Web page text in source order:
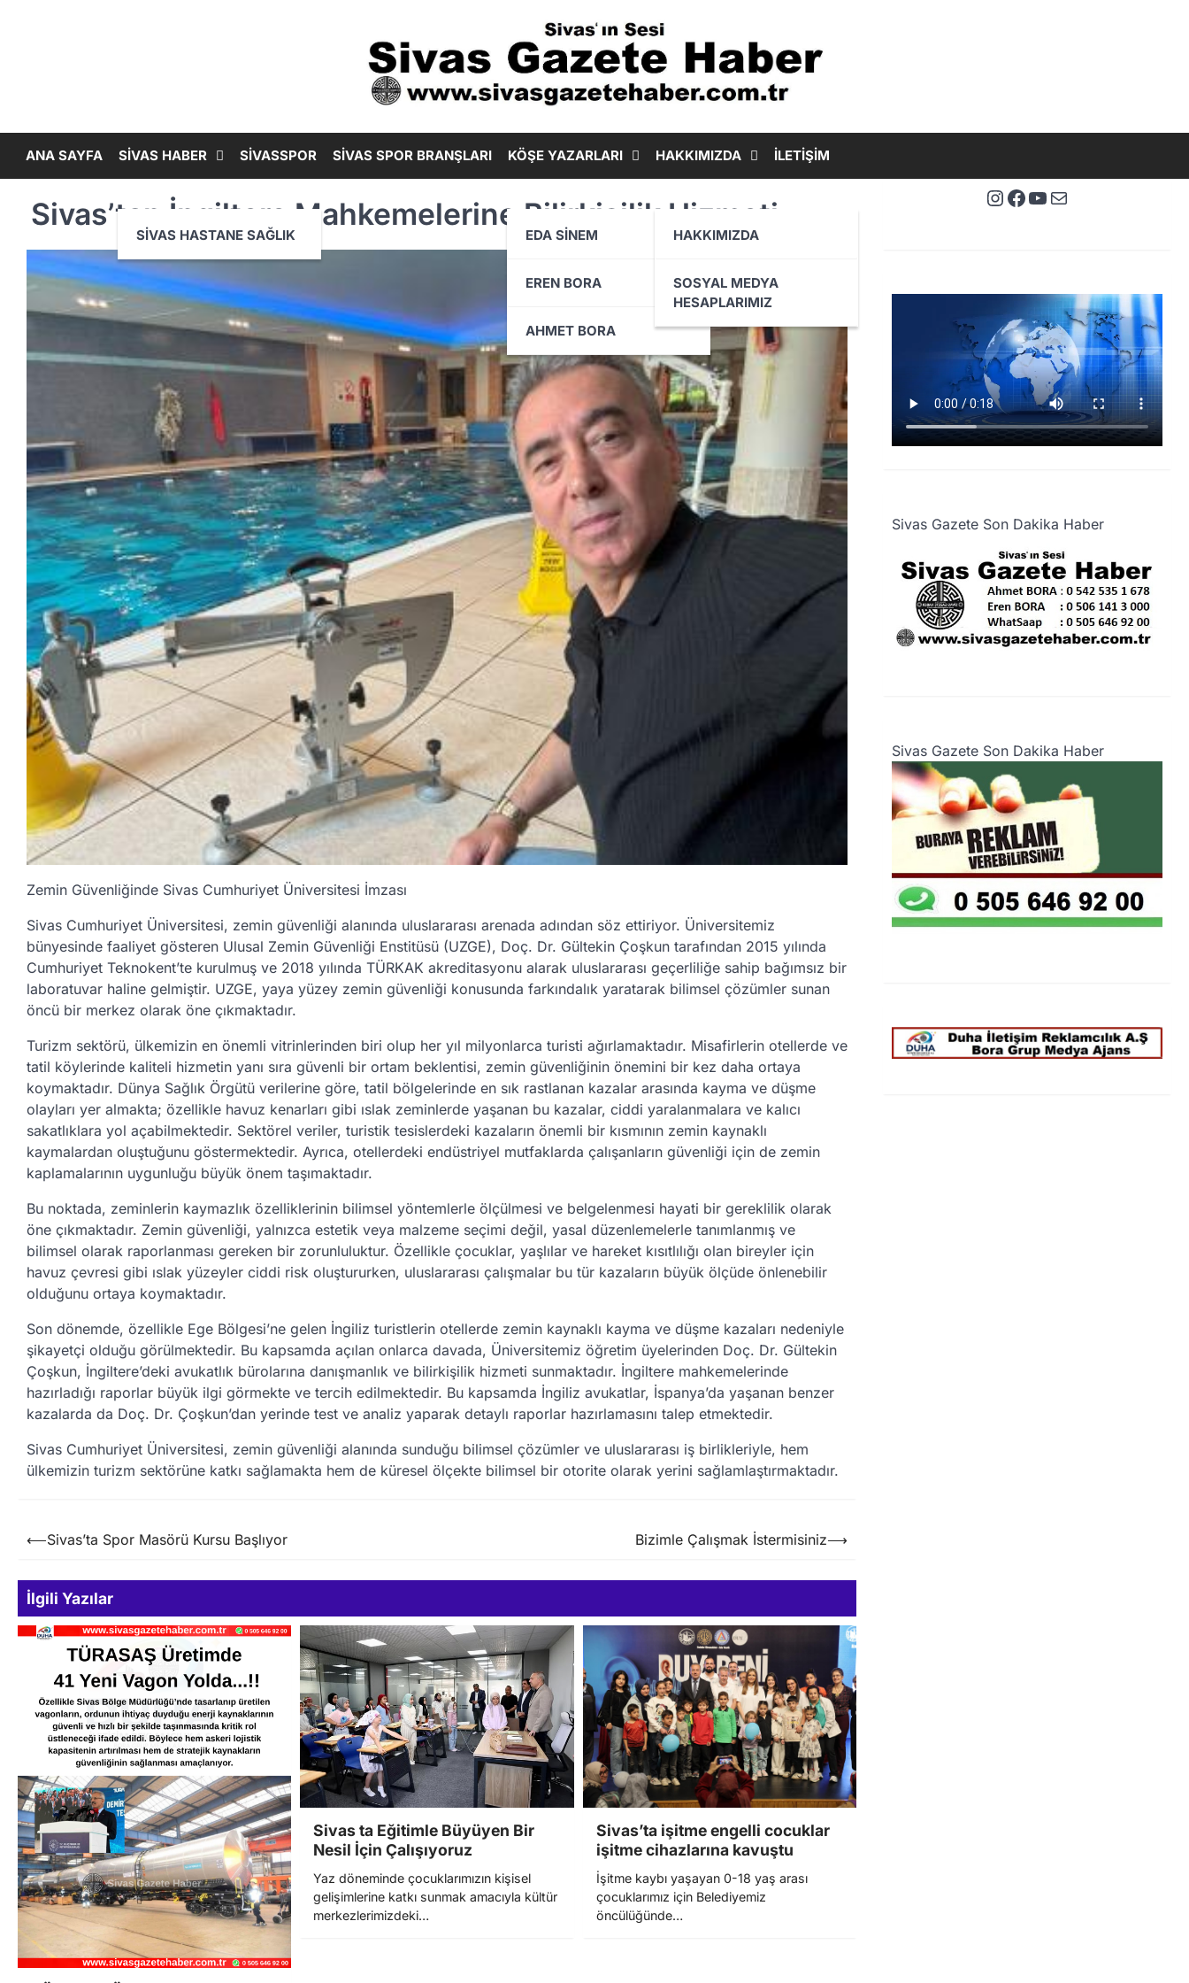
ANA SAYFA SİVAS HABER
SİVAS HASTANE SAĞLIK
SİVASSPOR SİVAS SPOR BRANŞLARI KÖŞE YAZARLARI
EDA SİNEM
EREN BORA
AHMET BORA
HAKKIMIZDA
HAKKIMIZDA
SOSYAL MEDYA
HESAPLARIMIZ
İLETİŞİM
Sivas’tan İngiltere Mahkemelerine Bilirkişilik Hizmeti
Zemin Güvenliğinde Sivas Cumhuriyet Üniversitesi İmzası
Sivas Cumhuriyet Üniversitesi, zemin güvenliği alanında uluslararası arenada adından söz ettiriyor. Üniversitemiz
bünyesinde faaliyet gösteren Ulusal Zemin Güvenliği Enstitüsü (UZGE), Doç. Dr. Gültekin Çoşkun tarafından 2015 yılında
Cumhuriyet Teknokent’te kurulmuş ve 2018 yılında TÜRKAK akreditasyonu alarak uluslararası geçerliliğe sahip bağımsız bir
laboratuvar haline gelmiştir. UZGE, yaya yüzey zemin güvenliği konusunda farkındalık yaratarak bilimsel çözümler sunan
öncü bir merkez olarak öne çıkmaktadır.
Turizm sektörü, ülkemizin en önemli vitrinlerinden biri olup her yıl milyonlarca turisti ağırlamaktadır. Misafirlerin otellerde ve
tatil köylerinde kaliteli hizmetin yanı sıra güvenli bir ortam beklentisi, zemin güvenliğinin önemini bir kez daha ortaya
koymaktadır. Dünya Sağlık Örgütü verilerine göre, tatil bölgelerinde en sık rastlanan kazalar arasında kayma ve düşme
olayları yer almakta; özellikle havuz kenarları gibi ıslak zeminlerde yaşanan bu kazalar, ciddi yaralanmalara ve kalıcı
sakatlıklara yol açabilmektedir. Sektörel veriler, turistik tesislerdeki kazaların önemli bir kısmının zemin kaynaklı
kaymalardan oluştuğunu göstermektedir. Ayrıca, otellerdeki endüstriyel mutfaklarda çalışanların güvenliği için de zemin
kaplamalarının uygunluğu büyük önem taşımaktadır.
Bu noktada, zeminlerin kaymazlık özelliklerinin bilimsel yöntemlerle ölçülmesi ve belgelenmesi hayati bir gereklilik olarak
öne çıkmaktadır. Zemin güvenliği, yalnızca estetik veya malzeme seçimi değil, yasal düzenlemelerle tanımlanmış ve
bilimsel olarak raporlanması gereken bir zorunluluktur. Özellikle çocuklar, yaşlılar ve hareket kısıtlılığı olan bireyler için
havuz çevresi gibi ıslak yüzeyler ciddi risk oluştururken, uluslararası çalışmalar bu tür kazaların büyük ölçüde önlenebilir
olduğunu ortaya koymaktadır.
Son dönemde, özellikle Ege Bölgesi’ne gelen İngiliz turistlerin otellerde zemin kaynaklı kayma ve düşme kazaları nedeniyle
şikayetçi olduğu görülmektedir. Bu kapsamda açılan onlarca davada, Üniversitemiz öğretim üyelerinden Doç. Dr. Gültekin
Çoşkun, İngiltere’deki avukatlık bürolarına danışmanlık ve bilirkişilik hizmeti sunmaktadır. İngiltere mahkemelerinde
hazırladığı raporlar büyük ilgi görmekte ve tercih edilmektedir. Bu kapsamda İngiliz avukatlar, İspanya’da yaşanan benzer
kazalarda da Doç. Dr. Çoşkun’dan yerinde test ve analiz yaparak detaylı raporlar hazırlamasını talep etmektedir.
Sivas Cumhuriyet Üniversitesi, zemin güvenliği alanında sunduğu bilimsel çözümler ve uluslararası iş birlikleriyle, hem
ülkemizin turizm sektörüne katkı sağlamakta hem de küresel ölçekte bilimsel bir otorite olarak yerini sağlamlaştırmaktadır.
Yazı
⟵Sivas’ta Spor Masörü Kursu Başlıyor Bizimle Çalışmak İstermisiniz⟶
İlgili Yazılar
Sivas ta Eğitimle Büyüyen Bir
Nesil İçin Çalışıyoruz
Yaz döneminde çocuklarımızın kişisel
gelişimlerine katkı sunmak amacıyla kültür
merkezlerimizdeki…
Sivas’ta işitme engelli cocuklar
işitme cihazlarına kavuştu
İşitme kaybı yaşayan 0-18 yaş arası
çocuklarımız için Belediyemiz
öncülüğünde…
Instagram
Facebook
YouTube
E-posta
Sivas Gazete Son Dakika Haber
Sivas Gazete Son Dakika Haber